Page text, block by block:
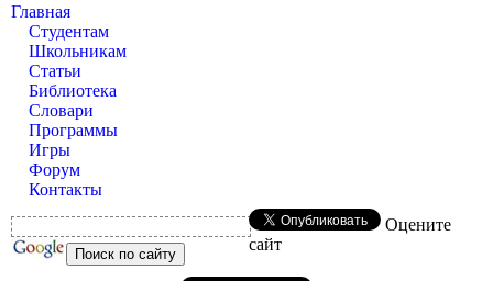
Главная
Студентам
Школьникам
Статьи
Библиотека
Словари
Программы
Игры
Форум
Контакты
Оцените
сайт